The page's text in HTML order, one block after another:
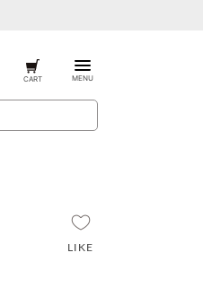
CART MENU